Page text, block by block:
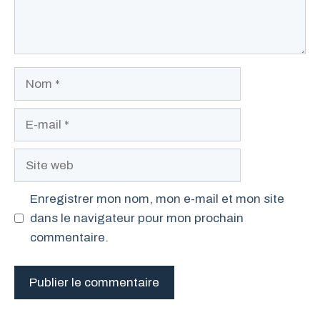
Site
Enregistrer mon nom, mon e-mail et mon site
dans le navigateur pour mon prochain
commentaire.